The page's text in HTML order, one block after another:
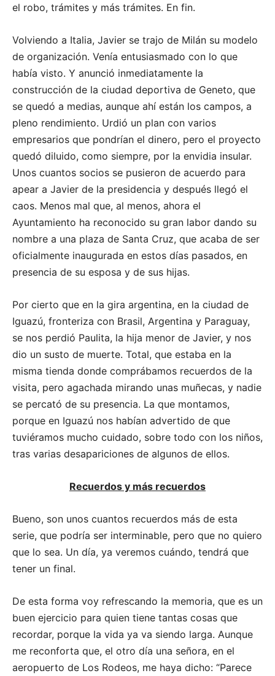
el robo, trámites y más trámites. En fin.
Volviendo a Italia, Javier se trajo de Milán su modelo
de organización. Venía entusiasmado con lo que
había visto. Y anunció inmediatamente la
construcción de la ciudad deportiva de Geneto, que
se quedó a medias, aunque ahí están los campos, a
pleno rendimiento. Urdió un plan con varios
empresarios que pondrían el dinero, pero el proyecto
quedó diluido, como siempre, por la envidia insular.
Unos cuantos socios se pusieron de acuerdo para
apear a Javier de la presidencia y después llegó el
caos. Menos mal que, al menos, ahora el
Ayuntamiento ha reconocido su gran labor dando su
nombre a una plaza de Santa Cruz, que acaba de ser
oficialmente inaugurada en estos días pasados, en
presencia de su esposa y de sus hijas.
Por cierto que en la gira argentina, en la ciudad de
Iguazú, fronteriza con Brasil, Argentina y Paraguay,
se nos perdió Paulita, la hija menor de Javier, y nos
dio un susto de muerte. Total, que estaba en la
misma tienda donde comprábamos recuerdos de la
visita, pero agachada mirando unas muñecas, y nadie
se percató de su presencia. La que montamos,
porque en Iguazú nos habían advertido de que
tuviéramos mucho cuidado, sobre todo con los niños,
tras varias desapariciones de algunos de ellos.
Recuerdos y más recuerdos
Bueno, son unos cuantos recuerdos más de esta
serie, que podría ser interminable, pero que no quiero
que lo sea. Un día, ya veremos cuándo, tendrá que
tener un final.
De esta forma voy refrescando la memoria, que es un
buen ejercicio para quien tiene tantas cosas que
recordar, porque la vida ya va siendo larga. Aunque
me reconforta que, el otro día una señora, en el
aeropuerto de Los Rodeos, me haya dicho: “Parece